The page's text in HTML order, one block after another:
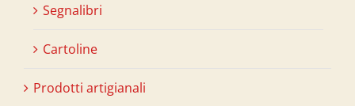
Segnalibri
Cartoline
Prodotti artigianali